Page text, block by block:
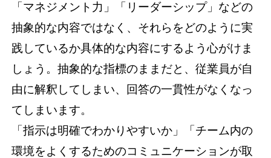
「マネジメント力」「リーダーシップ」などの
抽象的な内容ではなく、それらをどのように実
践しているか具体的な内容にするよう心がけま
しょう。抽象的な指標のままだと、従業員が自
由に解釈してしまい、回答の一貫性がなくなっ
てしまいます。
「指示は明確でわかりやすいか」「チーム内の
環境をよくするためのコミュニケーションが取